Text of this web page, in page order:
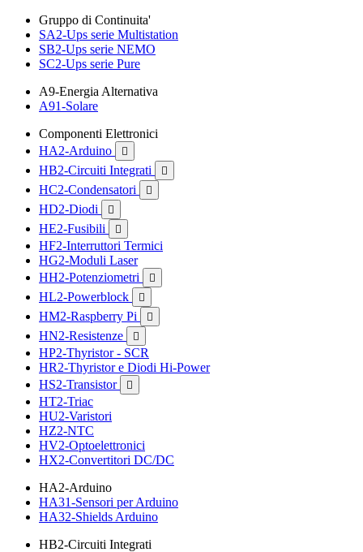
Gruppo di Continuita'
SA2-Ups serie Multistation
SB2-Ups serie NEMO
SC2-Ups serie Pure
A9-Energia Alternativa
A91-Solare
Componenti Elettronici
HA2-Arduino

HB2-Circuiti Integrati 
HC2-Condensatori 
HD2-Diodi 
HE2-Fusibili 
HF2-Interruttori Termici
HG2-Moduli Laser
HH2-Potenziometri

HL2-Powerblock 
HM2-Raspberry Pi 
HN2-Resistenze 
HP2-Thyristor - SCR
HR2-Thyristor e Diodi Hi-Power
HS2-Transistor

HT2-Triac
HU2-Varistori
HZ2-NTC
HV2-Optoelettronici
HX2-Convertitori DC/DC
HA2-Arduino
HA31-Sensori per Arduino
HA32-Shields Arduino
HB2-Circuiti Integrati